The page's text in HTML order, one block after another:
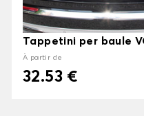
Tappetini per baule
À partir de
32.53 €